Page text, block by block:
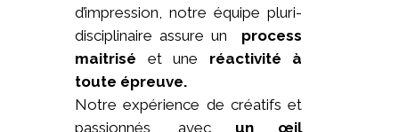
d’impression, notre équipe pluri-
disciplinaire assure un
process
maitrisé et une réactivité à
toute épreuve.
Notre expérience de créatifs et
passionnés, avec un œil